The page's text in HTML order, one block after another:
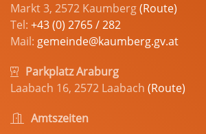
Markt 3, 2572 Kaumberg(Route)
Tel: +43 (0) 2765 / 282
Mail: gemeinde@kaumberg.gv.at
Parkplatz Araburg
Laabach 16, 2572 Laabach (Route)
Amtszeiten